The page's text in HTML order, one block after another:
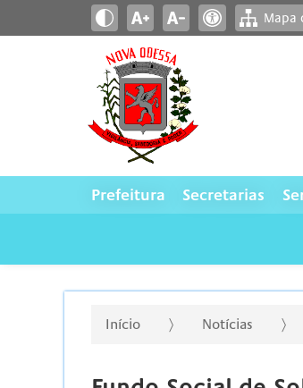
Mapa
Prefeitura Secretarias
Início Notícias